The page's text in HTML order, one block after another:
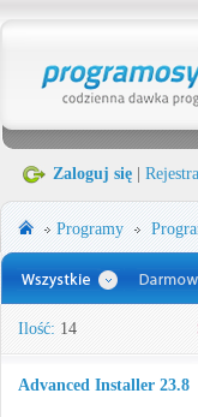
Zaloguj się
Programy
Ilość: 14
Advanced Installer 23.8